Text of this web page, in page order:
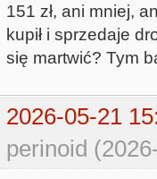
151 zł, ani mniej,
kupił i sprzedaje
się martwić? Tym
2026-05-21
perinoid